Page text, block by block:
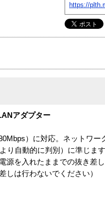
https://
アダプター
）に対応。ネットワ
り自動的に判別）に準じます
源を入れたままでの抜き差
しは行わないでください）